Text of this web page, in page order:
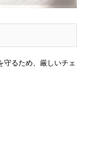
守るため、厳しいチェ